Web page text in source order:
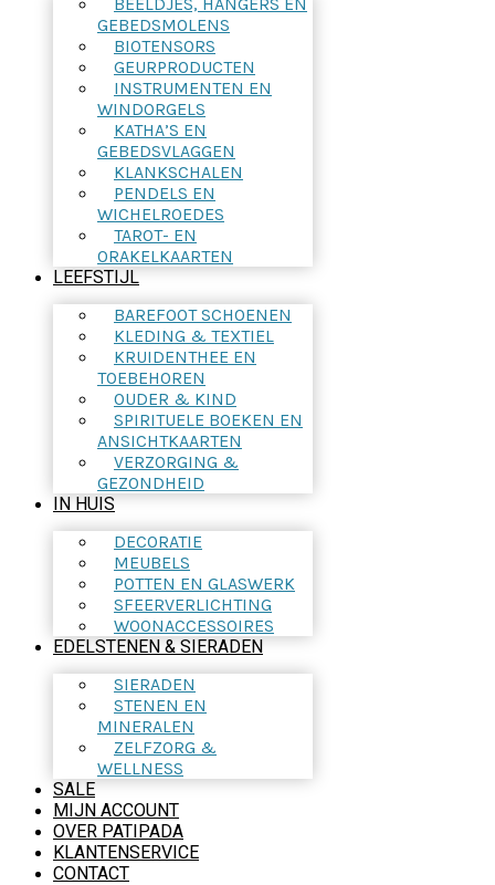
GEBEDSMOLENS
BIOTENSORS
GEURPRODUCTEN
INSTRUMENTEN EN
WINDORGELS
KATHA’S EN
GEBEDSVLAGGEN
KLANKSCHALEN
PENDELS EN
WICHELROEDES
TAROT- EN
ORAKELKAARTEN
LEEFSTIJL
BAREFOOT SCHOENEN
KLEDING & TEXTIEL
KRUIDENTHEE EN
TOEBEHOREN
OUDER & KIND
SPIRITUELE BOEKEN EN
ANSICHTKAARTEN
VERZORGING &
GEZONDHEID
IN HUIS
DECORATIE
MEUBELS
POTTEN EN GLASWERK
SFEERVERLICHTING
WOONACCESSOIRES
EDELSTENEN & SIERADEN
SIERADEN
STENEN EN
MINERALEN
ZELFZORG &
WELLNESS
SALE
MIJN ACCOUNT
OVER PATIPADA
KLANTENSERVICE
CONTACT